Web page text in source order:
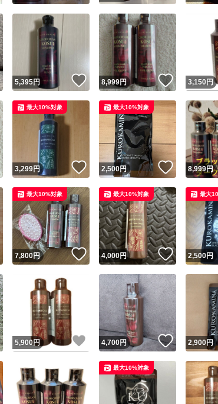
いいね！
5,395円 いいね！
8,999円 いいね！
3,150 円
いいね！
3,299円 いいね！
最大10%対象
2,500円 いいね！
最大10%対象
8,999円
いいね！
7,800円 いいね！
最大10%対象
4,000円 いいね！
最大10%対象
2,500円
最大
いいね！
5,900円 いいね！
4,700円 いいね！
2,900円
最大10%対象